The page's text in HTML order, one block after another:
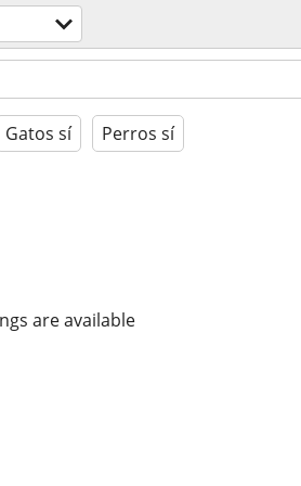
Gatos sí Perros sí
are available